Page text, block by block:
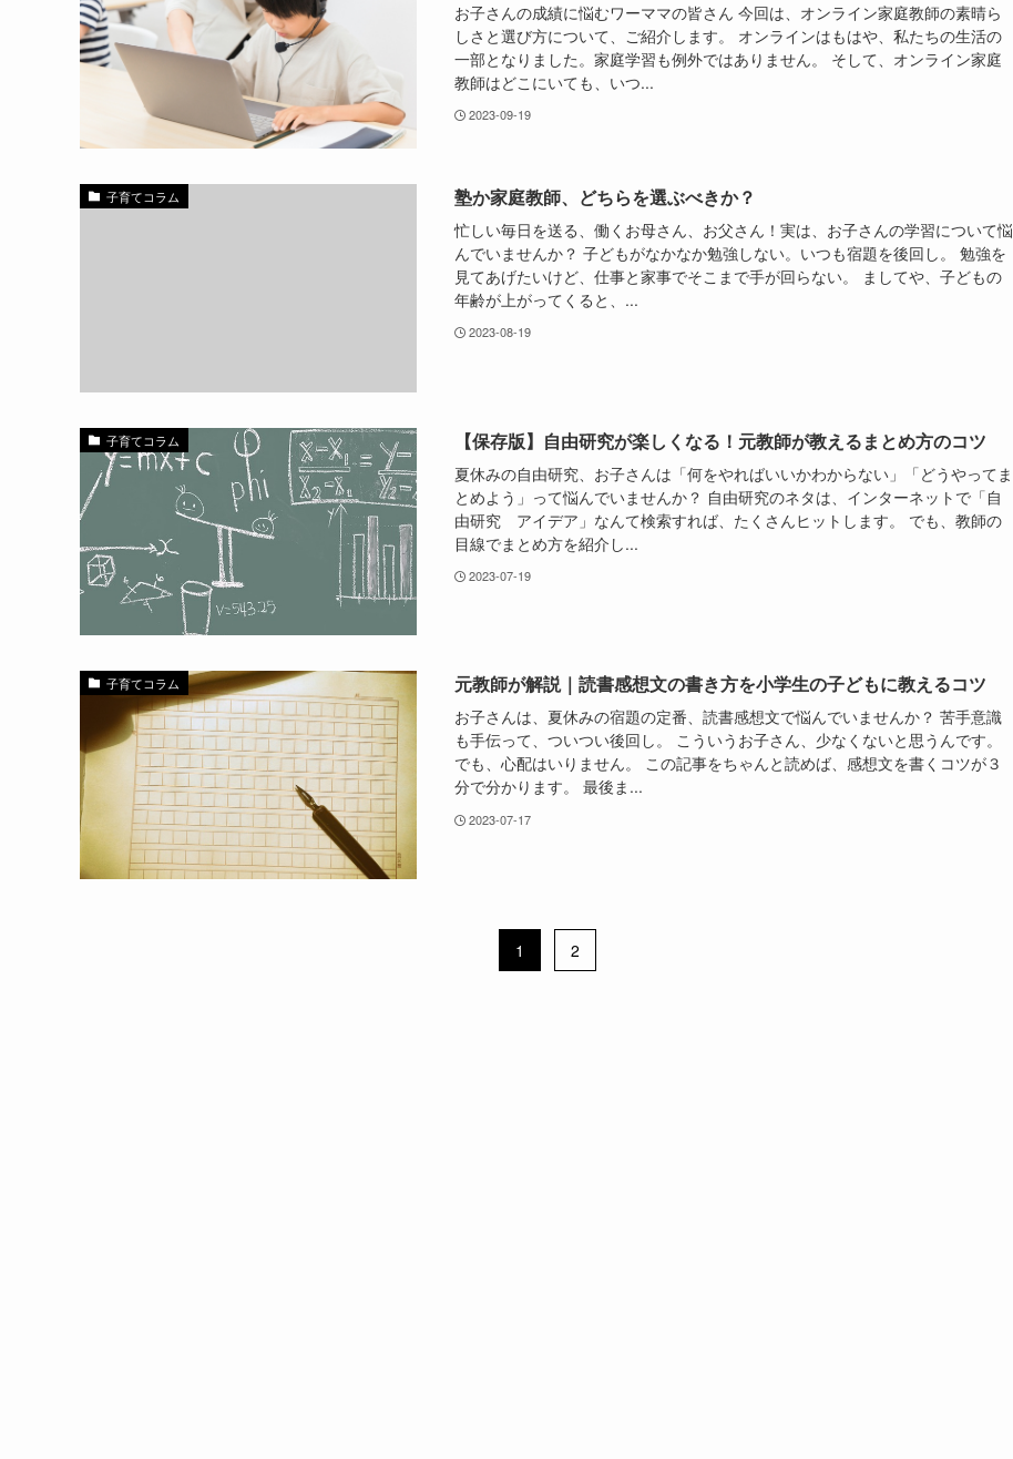
お子さんの成績に悩むワーママの皆さん 今回は、オンライン家庭教師の素晴ら
しさと選び方について、ご紹介します。 オンラインはもはや、私たちの生活の
一部となりました。家庭学習も例外ではありません。 そして、オンライン家庭
教師はどこにいても、いつ...
2023-09-19
子育てコラム 塾か家庭教師、どちらを選ぶべきか？
忙しい毎日を送る、働くお母さん、お父さん！実は、お子さんの学習について悩
んでいませんか？ 子どもがなかなか勉強しない。いつも宿題を後回し。 勉強を
見てあげたいけど、仕事と家事でそこまで手が回らない。 ましてや、子どもの
年齢が上がってくると、...
2023-08-19
子育てコラム 【保存版】自由研究が楽しくなる！元教師が教えるまとめ方のコツ
夏休みの自由研究、お子さんは「何をやればいいかわからない」「どうやってま
とめよう」って悩んでいませんか？ 自由研究のネタは、インターネットで「自
由研究 アイデア」なんて検索すれば、たくさんヒットします。 でも、教師の
目線でまとめ方を紹介し...
2023-07-19
子育てコラム 元教師が解説｜読書感想文の書き方を小学生の子どもに教えるコツ
お子さんは、夏休みの宿題の定番、読書感想文で悩んでいませんか？ 苦手意識
も手伝って、ついつい後回し。 こういうお子さん、少なくないと思うんです。
でも、心配はいりません。 この記事をちゃんと読めば、感想文を書くコツが３
分で分かります。 最後ま...
2023-07-17
1 2